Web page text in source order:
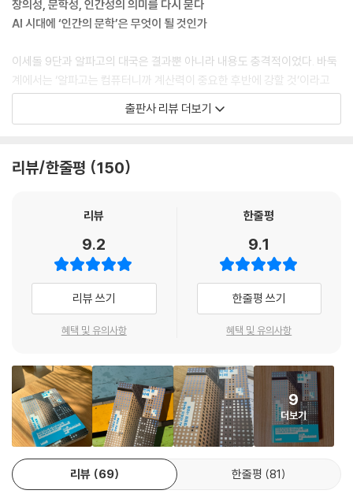
창의성, 문학성, 인간성의 의미를 다시 묻다
AI 시대에 ‘인간의 문학’은 무엇이 될 것인가
이세돌 9단과 알파고의 대국은 결과뿐 아니라 내용도 충격적이었다. 바둑
계에서는 ‘알파고는 컴퓨터니까 계산력이 중요한 후반에 강할 것’이라고
짐작했다. 하지만 알파고는 창의성의 영역으로 여겨지던 초반 포석에서 오
히려 더 강한 면모를 보였다. 지금은 많은 프로기사가 알파고의 바둑이 창
말인가? 장강명은 문학은 바둑과 다르다고 전제하면서도 실제로 불가능
프로기사들이 있다. 막상 이들에게 인간의 바둑이 정확히 무엇인지 질문하
면 착각과 실수, 감정이 드러나는 표정과 제스처, 승부를 둘러싼 스토리 등
탁월함과는 무관한 요소들이 답변으로 돌아온다. 소설 쓰는 인공지능이 매
일 수백 편의 걸작을 쏟아낼 때, ‘인간의 문학’도 그와 비슷한 의미가 될지
모른다. 문장력은 부족해도 독특한 ‘인생 스토리’가 있는 작가가 더 주목받
으로 인해 여러 업계에서 추구하던 가치가 변질되리라 전망한다.
어떤 업계에 인공지능이 보급되기 시작하면 이를 멈추기는 불가능에 가깝
다. 수혜를 입는 그룹이 생기기 때문이다. 실제로 프로기사 중에서도 인공
지능 도입을 반기는 이들이 있다. 이들은 바둑에 늦게 입문해서, 초반 감각
이 부족해서, 정상급 기사들과 정보 격차가 있어서 생기는 실력 차이를 좁
힐 수 있게 되었다. 반대로 누군가는 어느 날 자신의 장기를 잃어버렸다는
출판사 리뷰 더보기
리뷰/한줄평 150
리뷰
9.2
리뷰 쓰기
혜택 및 유의사항
한줄평
9.1
한줄평 쓰기
혜택 및 유의사항
9
더보기
리뷰 69 한줄평 81